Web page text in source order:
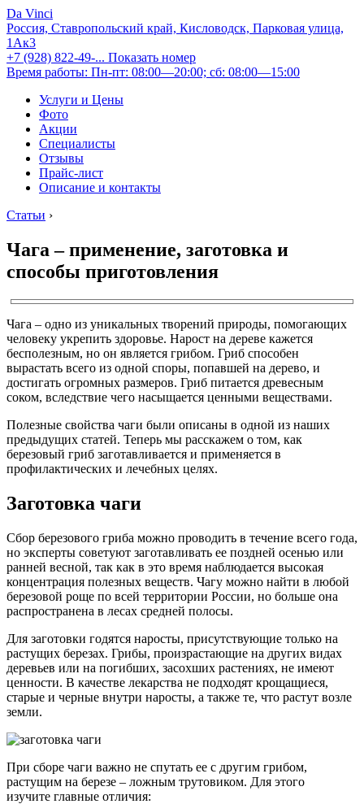
Da Vinci
Россия, Ставропольский край, Кисловодск, Парковая улица,
1Ак3
+7 (928) 822-49-... Показать номер
Время работы: Пн-пт: 08:00—20:00; сб: 08:00—15:00
Услуги и Цены
Фото
Акции
Специалисты
Отзывы
Прайс-лист
Описание и контакты
Статьи ›
Чага – применение, заготовка и
способы приготовления
Чага – одно из уникальных творений природы, помогающих
человеку укрепить здоровье. Нарост на дереве кажется
бесполезным, но он является грибом. Гриб способен
вырастать всего из одной споры, попавшей на дерево, и
достигать огромных размеров. Гриб питается древесным
соком, вследствие чего насыщается ценными веществами.
Полезные свойства чаги были описаны в одной из наших
предыдущих статей. Теперь мы расскажем о том, как
березовый гриб заготавливается и применяется в
профилактических и лечебных целях.
Заготовка чаги
Сбор березового гриба можно проводить в течение всего года,
но эксперты советуют заготавливать ее поздней осенью или
ранней весной, так как в это время наблюдается высокая
концентрация полезных веществ. Чагу можно найти в любой
березовой роще по всей территории России, но больше она
распространена в лесах средней полосы.
Для заготовки годятся наросты, присутствующие только на
растущих березах. Грибы, произрастающие на других видах
деревьев или на погибших, засохших растениях, не имеют
ценности. В качестве лекарства не подходят крощащиеся,
старые и черные внутри наросты, а также те, что растут возле
земли.
При сборе чаги важно не спутать ее с другим грибом,
растущим на березе – ложным трутовиком. Для этого
изучите главные отличия: